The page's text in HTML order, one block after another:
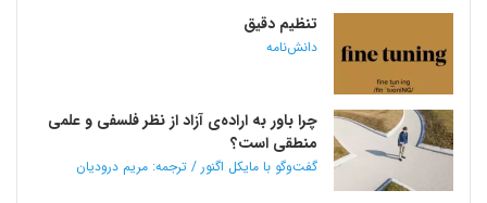
تنظیم دقیق
دانش‌نامه
چرا باور به اراده‌ی آزاد از نظر فلسفی و علمی
منطقی است؟
گفت‌وگو با مایکل اگنور / ترجمه: مریم درودیان